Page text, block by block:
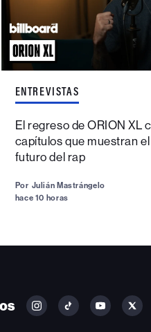
ENTREVISTAS
El regreso de ORION XL
capítulos que muestran
futuro del rap
Por Julián Mastrángelo
hace 10 horas
FOLLOWFOLLOWFOLLOW